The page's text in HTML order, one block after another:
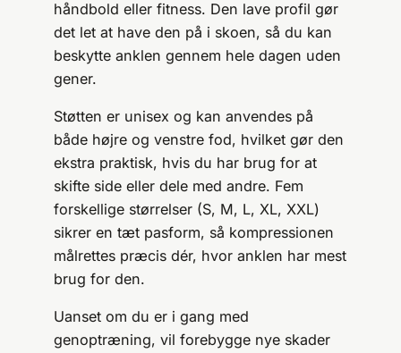
håndbold eller fitness. Den lave profil gør
det let at have den på i skoen, så du kan
beskytte anklen gennem hele dagen uden
gener.
Støtten er unisex og kan anvendes på
både højre og venstre fod, hvilket gør den
ekstra praktisk, hvis du har brug for at
skifte side eller dele med andre. Fem
forskellige størrelser (S, M, L, XL, XXL)
sikrer en tæt pasform, så kompressionen
målrettes præcis dér, hvor anklen har mest
brug for den.
Uanset om du er i gang med
genoptræning, vil forebygge nye skader